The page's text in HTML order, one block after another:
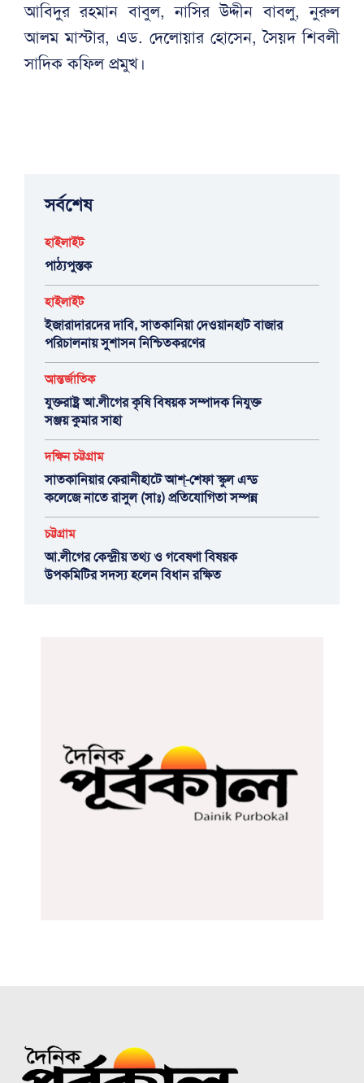
আবিদুর রহমান বাবুল, নাসির উদ্দীন বাবলু, নুরুল
আলম মাস্টার, এড. দেলোয়ার হোসেন, সৈয়দ শিবলী
সাদিক কফিল প্রমুখ।
সর্বশেষ
হাইলাইট
পাঠ্যপুস্তক
হাইলাইট
ইজারাদারদের দাবি, সাতকানিয়া দেওয়ানহাট বাজার
পরিচালনায় সুশাসন নিশ্চিতকরণের
আন্তর্জাতিক
যুক্তরাষ্ট্র আ.লীগের কৃষি বিষয়ক সম্পাদক নিযুক্ত
সঞ্জয় কুমার সাহা
দক্ষিন চট্টগ্রাম
সাতকানিয়ার কেরানীহাটে আশ্-শেফা স্কুল এন্ড
কলেজে নাতে রাসুল (সাঃ) প্রতিযোগিতা সম্পন্ন
চট্টগ্রাম
আ.লীগের কেন্দ্রীয় তথ্য ও গবেষণা বিষয়ক
উপকমিটির সদস্য হলেন বিধান রক্ষিত